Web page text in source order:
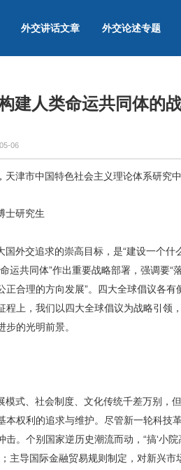
外交讲话文章 外交论述专题
建人类命运共同体的
06
天津市中国特色社会主义理论体系研究
士研究生
外交追求的崇高目标，是“建设一个什
运共同体”作出重要战略部署，强调要
合理的方向发展”。四大全球倡议各
上，我们以四大全球倡议为战略引领
的光明前景。
式、社会制度、文化传统千差万别，
权利的追求与维护。尽管新一轮科技
。个别国家逆历史潮流而动，“搞‘小
主导国际金融贸易规则制定，对新兴